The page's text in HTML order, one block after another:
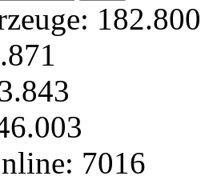
182.800
7016